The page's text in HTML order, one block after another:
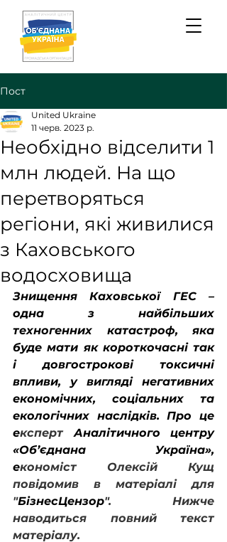
Пост
Необхідно відселити 1
млн людей. На що
перетворяться
регіони, які живилися
з Каховського
водосховища
United Ukraine
11 черв. 2023 р.
Знищення Каховської ГЕС –
одна з найбільших
техногенних катастроф, яка
буде мати як короткочасні так
і довгострокові токсичні
впливи, у вигляді негативних
економічних, соціальних та
екологічних наслідків. Про це
експерт Аналітичного центру
«Об’єднана Україна»,
економіст Олексій Кущ
повідомив в матеріалі для
"БізнесЦензор". Нижче
наводиться повний текст
матеріалу.